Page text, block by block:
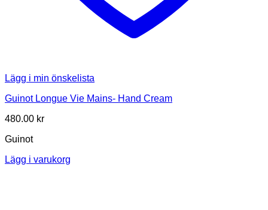
Lägg i min önskelista
Guinot Longue Vie Mains- Hand Cream
480.00 kr
Guinot
Lägg i varukorg